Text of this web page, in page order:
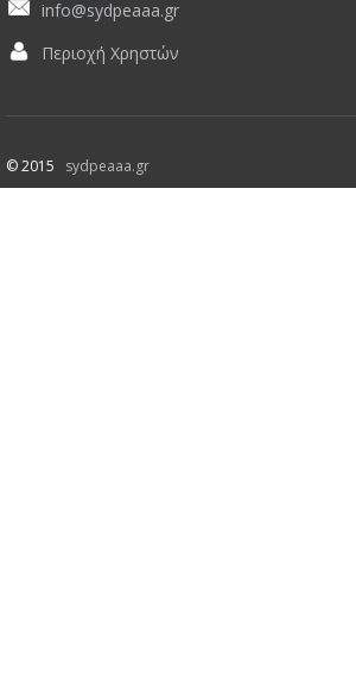
info@sydpeaaa.gr
Περιοχή Χρηστών
© 2015 sydpeaaa.gr